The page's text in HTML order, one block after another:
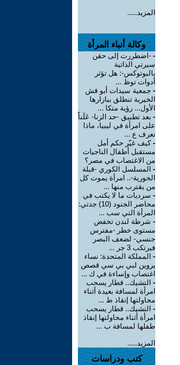
المزيد.....
وكالة أنباء المرأة
- -اضطررت إلى حقن
سيرتي الذاتية
بالبوتوكس-: هل تؤثر
أدوات توظ ...
- جمعية سيدات أبو قش
الخيرية تنطلق ببازارها
الأول... رؤية متكا ...
- بعد تطبيق -حد الزنا- عَلَناً
على امرأة في ليبيا، ماذا
نعرف ع ...
-كيف غيّر حكم أمل
مستقبل أطفال الناجيات
من الاغتصاب في مصر؟
- المسلسل الكوري -قبلة
الحورية-.. امرأة يموت كل
من يقترب منها ...
- سرديات ما لا يكتب في
محاضر الجنود (10) جدتي:
المرأة التي سب ...
- شرطة لندن تخفض
مستوى خطر -مفترس
جنسي- لضعف البصر
فيرتكب 3 جر ...
- المملكة المتحدة: نساء
يروين لبي بي سي قصص
اغتصاب وإساءة في ك ...
- التشيك.. قطار يسحب
امرأة لمسافة بعيدة أثناء
محاولتها إنقاذ ط ...
- التشيك.. قطار يسحب
امرأة أثناء محاولتها إنقاذ
طفلها لمسافة ب ...
المزيد.....
كتب ودراسات